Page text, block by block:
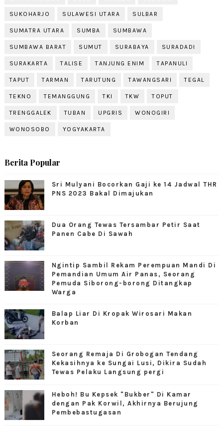
SUKOHARJO SULAWESI UTARA SULBAR
SUMATRA UTARA SUMBA SUMBAWA
SUMBAWA BARAT SUMUT SURABAYA SURADADI
SURAKARTA TALISE TANJUNG ENIM TAPANULI
TAPUT TARMAN TARUTUNG TAWANGSARI TEGAL
TEKNO TEMANGGUNG TKI TKW TOPUT
TRENGGALEK TUBAN UPGRIS WONOGIRI
WONOSOBO YOGYAKARTA
Berita Popular
Sri Mulyani Bocorkan Gaji ke 14 Jadwal THR
PNS 2023 Bakal Dimajukan
Dua Orang Tewas Tersambar Petir Saat
Panen Cabe Di Sawah
Ngintip Sambil Rekam Perempuan Mandi Di
Pemandian Umum Air Panas, Seorang
Pemuda Siborong-borong Ditangkap
Warga
Balap Liar Di Kropak Wirosari Makan
Korban
Seorang Remaja Di Grobogan Tendang
Kekasihnya ke Sungai Lusi, Dikira Sudah
Tewas Pelaku Langsung pergi
Heboh! Bu Kepsek "Bukber" Di Kamar
dengan Pak Korwil, Akhirnya Berujung
Pembebastugasan